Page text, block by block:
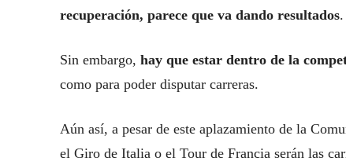
recuperación, parece que va dando resultados.
Sin embargo, hay que estar dentro de la
como para poder disputar carreras.
Aún así, a pesar de este aplazamiento de la
el Giro de Italia o el Tour de Francia serán las